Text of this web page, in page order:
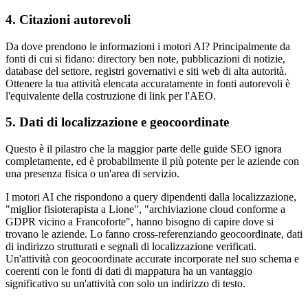
4. Citazioni autorevoli
Da dove prendono le informazioni i motori AI? Principalmente da
fonti di cui si fidano: directory ben note, pubblicazioni di notizie,
database del settore, registri governativi e siti web di alta autorità.
Ottenere la tua attività elencata accuratamente in fonti autorevoli è
l'equivalente della costruzione di link per l'AEO.
5. Dati di localizzazione e geocoordinate
Questo è il pilastro che la maggior parte delle guide SEO ignora
completamente, ed è probabilmente il più potente per le aziende con
una presenza fisica o un'area di servizio.
I motori AI che rispondono a query dipendenti dalla localizzazione,
"miglior fisioterapista a Lione", "archiviazione cloud conforme a
GDPR vicino a Francoforte", hanno bisogno di capire dove si
trovano le aziende. Lo fanno cross-referenziando geocoordinate, dati
di indirizzo strutturati e segnali di localizzazione verificati.
Un'attività con geocoordinate accurate incorporate nel suo schema e
coerenti con le fonti di dati di mappatura ha un vantaggio
significativo su un'attività con solo un indirizzo di testo.